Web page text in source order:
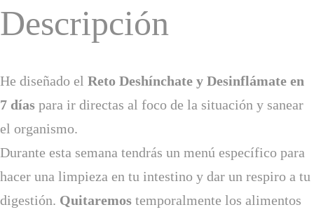
Descripción
He diseñado el Reto Deshínchate y Desinflámate en
7 días para ir directas al foco de la situación y sanear
el organismo.
Durante esta semana tendrás un menú específico para
hacer una limpieza en tu intestino y dar un respiro a tu
digestión. Quitaremos temporalmente los alimentos